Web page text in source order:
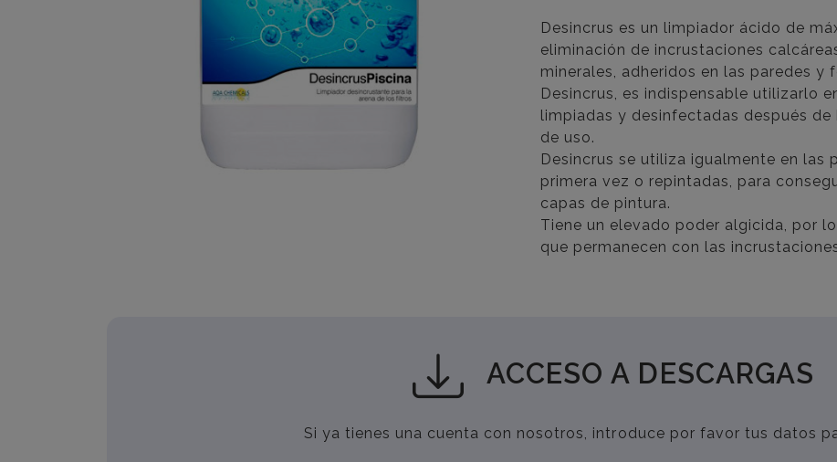
Desincrus es un limpiador ácido de
eliminación de incrustaciones
minerales, adheridos en las paredes y
Desincrus, es indispensable utilizarlo
limpiadas y desinfectadas después
de uso.
Desincrus se utiliza igualmente en las
primera vez o repintadas, para
capas de pintura.
Tiene un elevado poder algicida, por
que permanecen con las
ACCESO A DESCARGAS
Si ya tienes una cuenta con nosotros, introduce por favor tus datos